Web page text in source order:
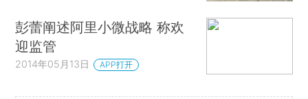
彭蕾阐述阿里小微战略 称欢
迎监管
2014年05月13日 APP打开